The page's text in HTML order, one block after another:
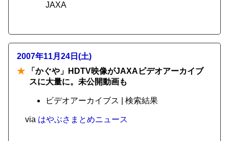
JAXA
2007年11月24日(土)
★ 「かぐや」HDTV映像がJAXAビデオアーカイブ
スに大量に。未公開動画も
ビデオアーカイブス | 検索結果
via はやぶさまとめニュース